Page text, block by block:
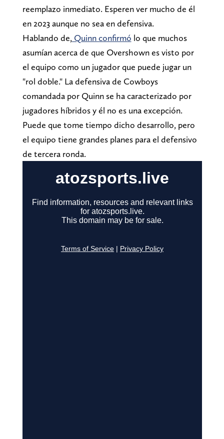
reemplazo inmediato. Esperen ver mucho de él
en 2023 aunque no sea en defensiva.
Hablando de, Quinn confirmó lo que muchos
asumían acerca de que Overshown es visto por
el equipo como un jugador que puede jugar un
"rol doble." La defensiva de Cowboys
comandada por Quinn se ha caracterizado por
jugadores híbridos y él no es una excepción.
Puede que tome tiempo dicho desarrollo, pero
el equipo tiene grandes planes para el defensivo
de tercera ronda.